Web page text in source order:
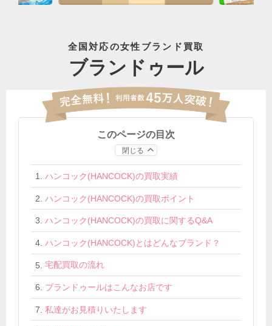
全国対応の女性ブランド買取
ブランドゥール
このページの目次
閉じる
ハンコック(HANCOCK)の買取実績
ハンコック(HANCOCK)の買取ポイント
ハンコック(HANCOCK)の買取に関するQ&A
ハンコック(HANCOCK)とはどんなブランド？
宅配買取の流れ
ブランドゥールはこんなお店です
私達がお見積りいたします